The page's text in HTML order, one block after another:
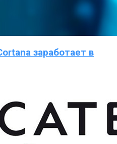
заработает в